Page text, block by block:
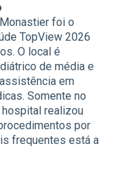
foi o
TopView 2026
O local é
de média e
em
Somente no
realizou
por
frequentes está a